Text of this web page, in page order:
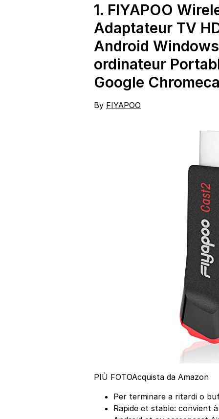
Oltre 5000 App
1. FIYAPOO
Adaptateur TV
Android
ordinateur
Google
By FIYAPOO
PIÙ FOTOAcquista da Amazon
Per terminare a ritardi o
Rapide et stable: convient